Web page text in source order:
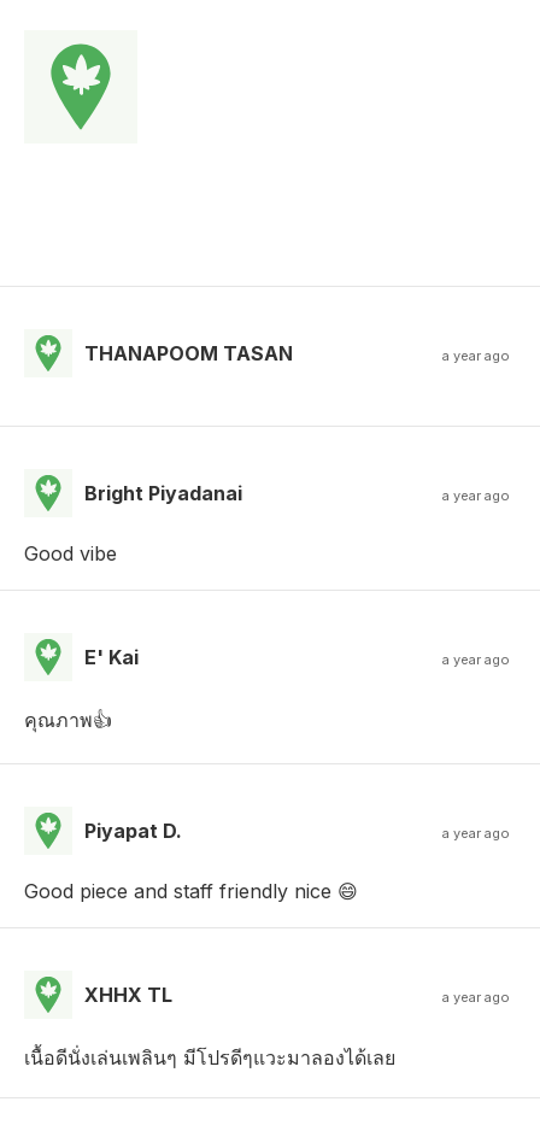
THANAPOOM TASAN a year ago
Bright Piyadanai a year ago
Good vibe
E' Kai a year ago
คุณภาพ👍
Piyapat D. a year ago
Good piece and staff friendly nice 😄
XHHX TL a year ago
เนื้อดีนั่งเล่นเพลินๆ มีโปรดีๆแวะมาลองได้เลย